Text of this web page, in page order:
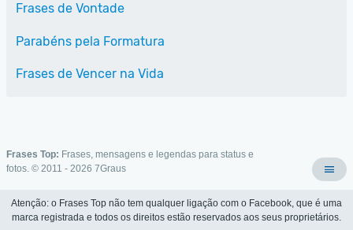
Frases de Vontade
Parabéns pela Formatura
Frases de Vencer na Vida
Frases Top: Frases, mensagens e legendas para status e
fotos. © 2011 - 2026 7Graus
Atenção: o Frases Top não tem qualquer ligação com o Facebook, que é uma
marca registrada e todos os direitos estão reservados aos seus proprietários.